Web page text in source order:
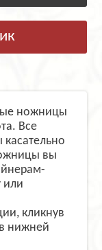
ножницы
Все
вы
или
кликнув
нижней